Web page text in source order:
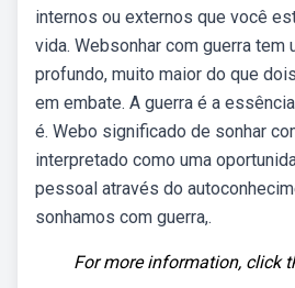
internos ou externos que você
vida. Websonhar com guerra tem
profundo, muito maior do que
em embate. A guerra é a
é. Webo significado de sonhar
interpretado como uma
pessoal através do
sonhamos com guerra,.
For more information, click